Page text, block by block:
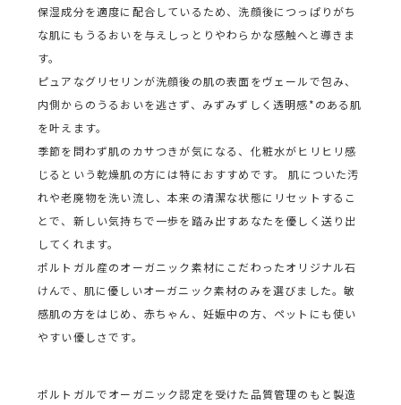
保湿成分を適度に配合しているため、洗顔後につっぱりがち
な肌にもうるおいを与えしっとりやわらかな感触へと導きま
す。
ピュアなグリセリンが洗顔後の肌の表面をヴェールで包み、
内側からのうるおいを逃さず、みずみずしく透明感*のある肌
を叶えます。
季節を問わず肌のカサつきが気になる、化粧水がヒリヒリ感
じるという乾燥肌の方には特におすすめです。 肌についた汚
れや老廃物を洗い流し、本来の清潔な状態にリセットするこ
とで、新しい気持ちで一歩を踏み出すあなたを優しく送り出
してくれます。
ポルトガル産のオーガニック素材にこだわったオリジナル石
けんで、肌に優しいオーガニック素材のみを選びました。敏
感肌の方をはじめ、赤ちゃん、妊娠中の方、ペットにも使い
やすい優しさです。
ポルトガルでオーガニック認定を受けた品質管理のもと製造